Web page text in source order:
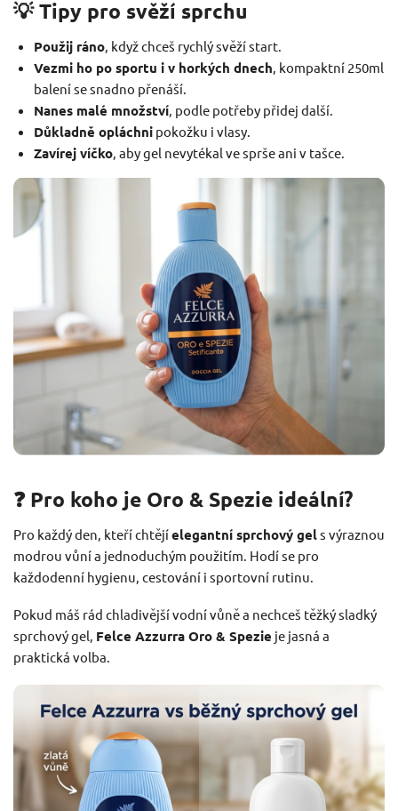
💡 Tipy pro svěží sprchu
Použij ráno, když chceš rychlý svěží start.
Vezmi ho po sportu i v horkých dnech , kompaktní 250ml
balení se snadno přenáší.
Nanes malé množství, podle potřeby přidej další.
Důkladně opláchnipokožku i vlasy.
Zavírej víčko, aby gel nevytékal ve sprše ani v tašce.
❓ Pro koho je Oro & Spezie ideální?
Pro každý den, kteří chtějíelegantní sprchový gels výraznou
modrou vůní a jednoduchým použitím. Hodí se pro
každodenní hygienu, cestování i sportovní rutinu.
Pokud máš rád chladivější vodní vůně a nechceš těžký sladký
sprchový gel, Felce Azzurra Oro & Spezie je jasná a
praktická volba.